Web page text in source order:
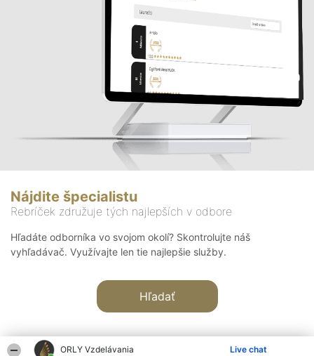
ORLY Vzdelávania Live chat
Nájdite špecialistu
Rebríček združuje tých najlepších v odbore
Hľadáte odborníka vo svojom okolí? Skontrolujte náš
vyhľadávač. Využívajte len tie najlepšie služby.
Hľadať